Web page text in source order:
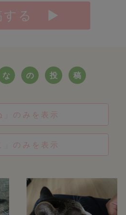
する ▶︎
な の 投 稿
」のみを表示
」のみを表示